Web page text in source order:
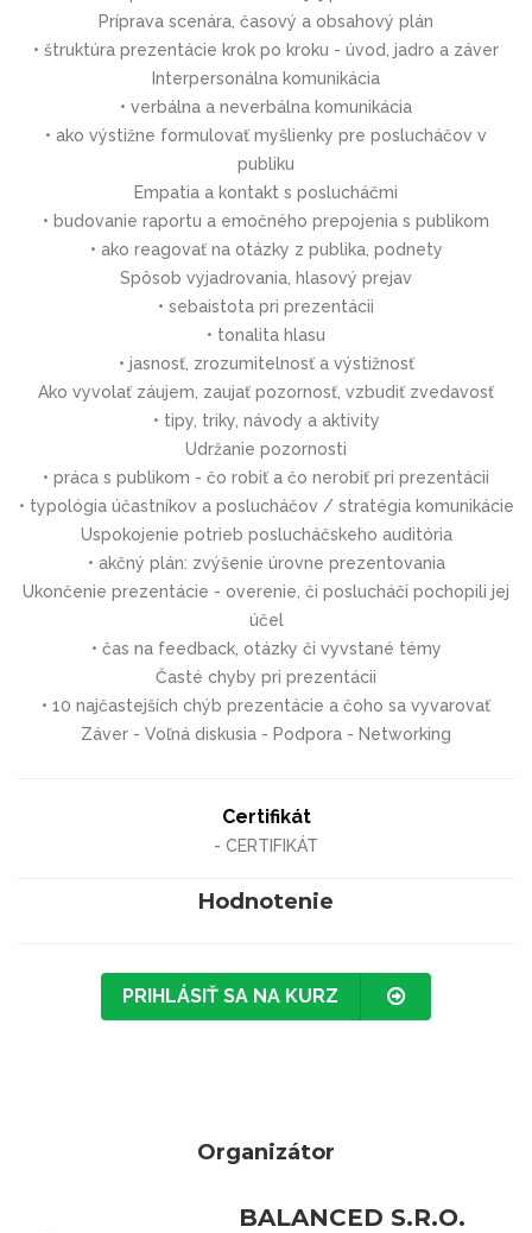
Príprava scenára, časový a obsahový plán
• štruktúra prezentácie krok po kroku - úvod, jadro a záver
Interpersonálna komunikácia
• verbálna a neverbálna komunikácia
• ako výstižne formulovať myšlienky pre poslucháčov v
publiku
Empatia a kontakt s poslucháčmi
• budovanie raportu a emočného prepojenia s publikom
• ako reagovať na otázky z publika, podnety
Spôsob vyjadrovania, hlasový prejav
• sebaistota pri prezentácii
• tonalita hlasu
• jasnosť, zrozumitelnosť a výstižnosť
Ako vyvolať záujem, zaujať pozornosť, vzbudiť zvedavosť
• tipy, triky, návody a aktivity
Udržanie pozornosti
• práca s publikom - čo robiť a čo nerobiť pri prezentácii
• typológia účastníkov a poslucháčov / stratégia komunikácie
Uspokojenie potrieb poslucháčskeho auditória
• akčný plán: zvýšenie úrovne prezentovania
Ukončenie prezentácie - overenie, či poslucháči pochopili jej
účel
• čas na feedback, otázky či vyvstané témy
Časté chyby pri prezentácii
• 10 najčastejších chýb prezentácie a čoho sa vyvarovať
Záver - Voľná diskusia - Podpora - Networking
Certifikát
- CERTIFIKÁT
Hodnotenie
PRIHLÁSIŤ SA NA KURZ
Organizátor
BALANCED S.R.O.